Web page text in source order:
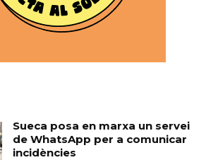
Sueca posa en marxa un servei
de WhatsApp per a comunicar
incidències